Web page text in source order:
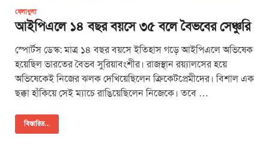
খেলাধুলা
আইপিএলে ১৪ বছর বয়সে ৩৫ বলে বৈভবের সেঞ্চুরি
স্পোর্টস ডেস্ক: মাত্র ১৪ বছর বয়সে ইতিহাস গড়ে আইপিএলে অভিষেক
হয়েছিল ভারতের বৈভব সুরিয়াবংশীর। রাজস্থান রয়্যালসের হয়ে
অভিষেকেই নিজের ঝলক দেখিয়েছিলেন ক্রিকেটপ্রেমীদের। বিশাল এক
ছক্কা হাঁকিয়ে সেই ম্যাচে রাঙিয়েছিলেন নিজেকে। তবে …
বিস্তারিত...